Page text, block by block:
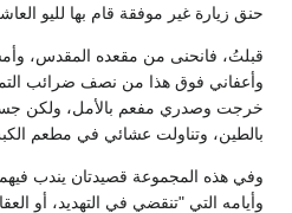
حنق زيارة غير موفقة قام بها لليو
قبلتُ، فانحنى من مقعده المقدس،
وأعفاني فوق هذا من نصف ضرائب
خرجت وصدري مفعم بالأمل، ولكن
بالطين، وتناولت عشائي في مطعم
وفي هذه المجموعة قصيدتان يندب فيهما
وأيامه التي "تنقضي في التهديد، أو